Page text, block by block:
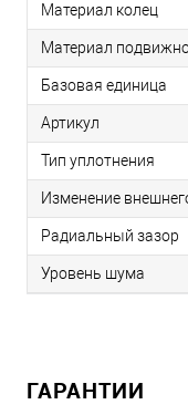
Материал колец
Материал
Базовая единица
Артикул
Тип уплотнения
Изменение
Радиальный зазор
Уровень шума
ГАРАНТИИ